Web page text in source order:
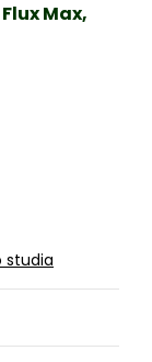
Max,
studia